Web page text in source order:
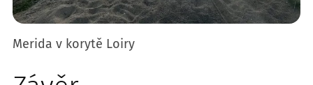
Merida v korytě Loiry